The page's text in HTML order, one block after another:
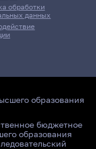
обработки
данных
образования
бюджетное
образования